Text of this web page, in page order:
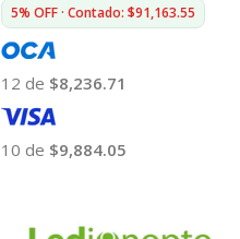
5% OFF · Contado: $91,163.55
12 de $8,236.71
10 de $9,884.05